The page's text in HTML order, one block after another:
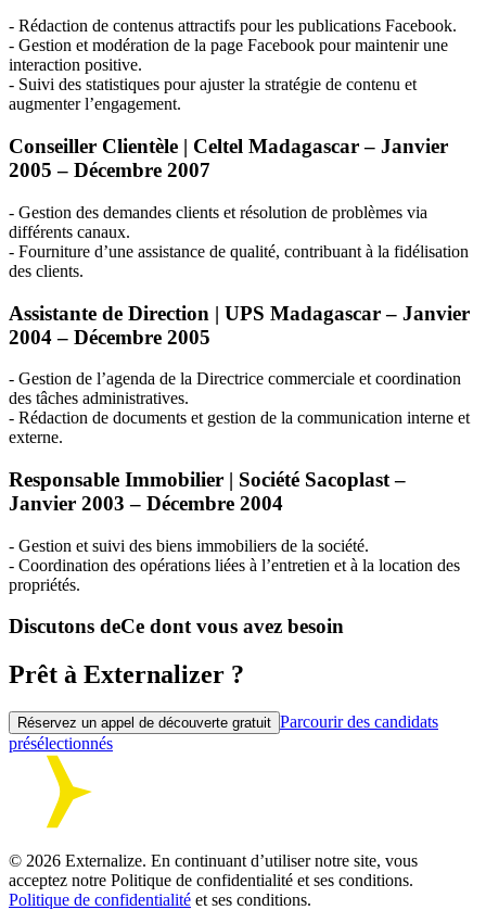
- Rédaction de contenus attractifs pour les publications Facebook.
- Gestion et modération de la page Facebook pour maintenir une
interaction positive.
- Suivi des statistiques pour ajuster la stratégie de contenu et
augmenter l’engagement.
Conseiller Clientèle | Celtel Madagascar – Janvier
2005 – Décembre 2007
- Gestion des demandes clients et résolution de problèmes via
différents canaux.
- Fourniture d’une assistance de qualité, contribuant à la fidélisation
des clients.
Assistante de Direction | UPS Madagascar – Janvier
2004 – Décembre 2005
- Gestion de l’agenda de la Directrice commerciale et coordination
des tâches administratives.
- Rédaction de documents et gestion de la communication interne et
externe.
Responsable Immobilier | Société Sacoplast –
Janvier 2003 – Décembre 2004
- Gestion et suivi des biens immobiliers de la société.
- Coordination des opérations liées à l’entretien et à la location des
propriétés.
Discutons deCe dont vous avez besoin
Prêt à Externalizer ?
Réservez un appel de découverte gratuit Parcourir des candidats
présélectionnés
© 2026 Externalize. En continuant d’utiliser notre site, vous
acceptez notre Politique de confidentialité et ses conditions.
Politique de confidentialité et ses conditions.